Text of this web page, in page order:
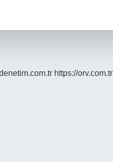
https://orv.com.tr